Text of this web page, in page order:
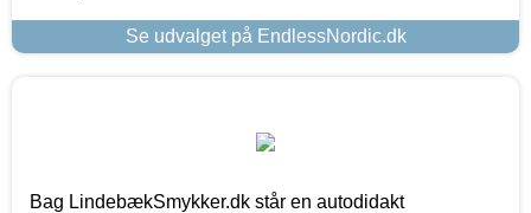
Se udvalget på EndlessNordic.dk
Bag LindebækSmykker.dk står en autodidakt